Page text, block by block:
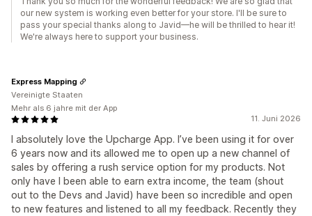
our new system is working even better for your store. I'll be sure to
pass your special thanks along to Javid—he will be thrilled to hear it!
We're always here to support your business.
11. Juni 2026
I absolutely love the Upcharge App. I’ve been using it for over
6 years now and its allowed me to open up a new channel of
sales by offering a rush service option for my products. Not
only have I been able to earn extra income, the team (shout
out to the Devs and Javid) have been so incredible and open
to new features and listened to all my feedback. Recently they
Express Mapping
Vereinigte Staaten
Mehr als 6 jahre mit der App